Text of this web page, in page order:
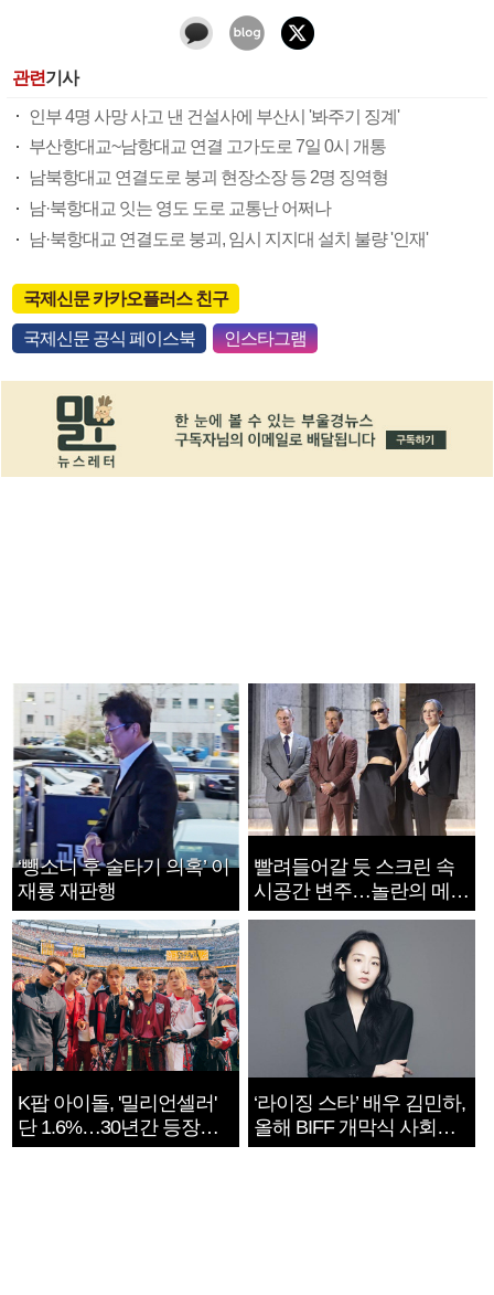
관련기사
인부 4명 사망 사고 낸 건설사에 부산시 '봐주기 징계'
부산항대교~남항대교 연결 고가도로 7일 0시 개통
남북항대교 연결도로 붕괴 현장소장 등 2명 징역형
남·북항대교 잇는 영도 도로 교통난 어쩌나
남·북항대교 연결도로 붕괴, 임시 지지대 설치 불량 '인재'
국제신문 카카오플러스 친구
국제신문 공식 페이스북 인스타그램
‘뺑소니 후 술타기 의혹’ 이
재룡 재판행
빨려들어갈 듯 스크린 속
시공간 변주…놀란의 메시
지는 ‘전쟁 속죄’
K팝 아이돌, '밀리언셀러'
단 1.6%…30년간 등장
1182개팀 전수조사
‘라이징 스타’ 배우 김민하,
올해 BIFF 개막식 사회자
확정